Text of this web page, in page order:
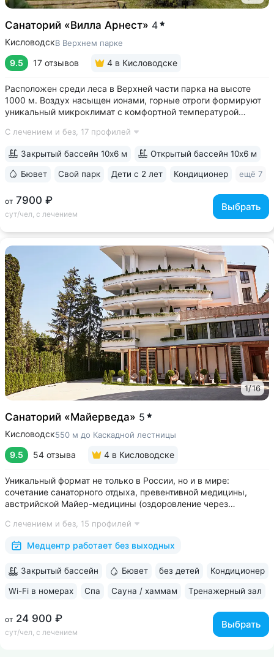
Санаторий «Вилла Арнест» 4
КисловодскВ Верхнем парке
9.5 17 отзывов 4 в Кисловодске
Расположен среди леса в Верхней части парка на высоте
1000 м. Воздух насыщен ионами, горные отроги формируют
уникальный микроклимат с комфортной температурой
№ 2Б Кисловодского парка • Один из лучших вариантов для
С лечением и без, 17 профилей
от 7900 ₽
сут/чел, с лечением
Выбрать
Закрытый бассейн 10х6 м Открытый бассейн 10х6 м
Бювет Свой парк Дети с 2 лет Кондиционер ещё 7
1/16
Санаторий «Майерведа» 5
Кисловодск550 м до Каскадной лестницы
9.5 54 отзыва 4 в Кисловодске
Уникальный формат не только в России, но и в мире:
сочетание санаторного отдыха, превентивной медицины,
австрийской Майер-медицины (оздоровление через
Победитель международной премии The World Luxury Awards.
Премия «Вояж» за лучший велнес-проект...
С лечением и без, 15 профилей
Медцентр работает без выходных
от 24 900 ₽
сут/чел, с лечением
Выбрать
Закрытый бассейн Бювет без детей Кондиционер
Wi-Fi в номерах Спа Сауна / хаммам Тренажерный зал